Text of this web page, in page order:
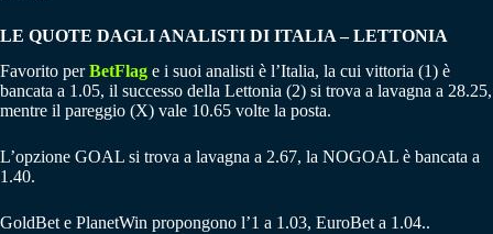
LE QUOTE DAGLI ANALISTI DI ITALIA – LETTONIA
Favorito perBetFlag e i suoi analisti è l’Italia, la cui vittoria (1) è
bancata a 1.05, il successo della Lettonia (2) si trova a lavagna a 28.25,
mentre il pareggio (X) vale 10.65 volte la posta.
L’opzione GOAL si trova a lavagna a 2.67, la NOGOAL è bancata a
1.40.
GoldBet e PlanetWin propongono l’1 a 1.03, EuroBet a 1.04..